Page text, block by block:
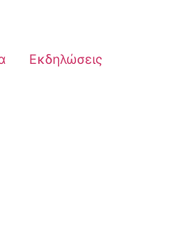
Εκδηλώσεις